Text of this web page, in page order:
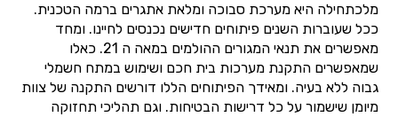
מלכתחילה היא מערכת סבוכה ומלאת אתגרים ברמה הטכנית.
ככל שעוברות השנים פיתוחים חדישים נכנסים לחיינו. ומחד
מאפשרים את תנאי המגורים ההולמים במאה ה 21. כאלו
שמאפשרים התקנת מערכות בית חכם ושימוש במתח חשמלי
גבוה ללא בעיה. ומאידך הפיתוחים הללו דורשים התקנה של צוות
מיומן שישמור על כל דרישות הבטיחות. וגם תהליכי תחזוקה